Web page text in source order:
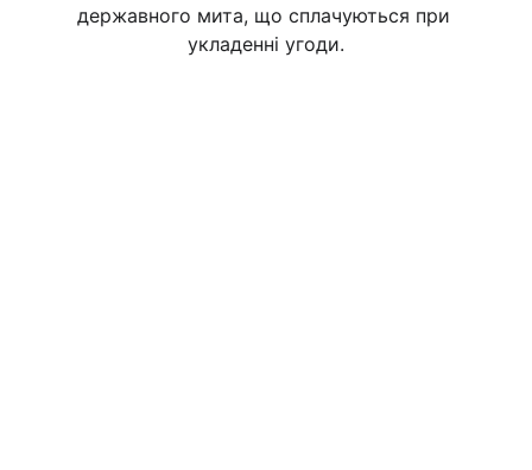
державного мита, що сплачуються при
укладенні угоди.